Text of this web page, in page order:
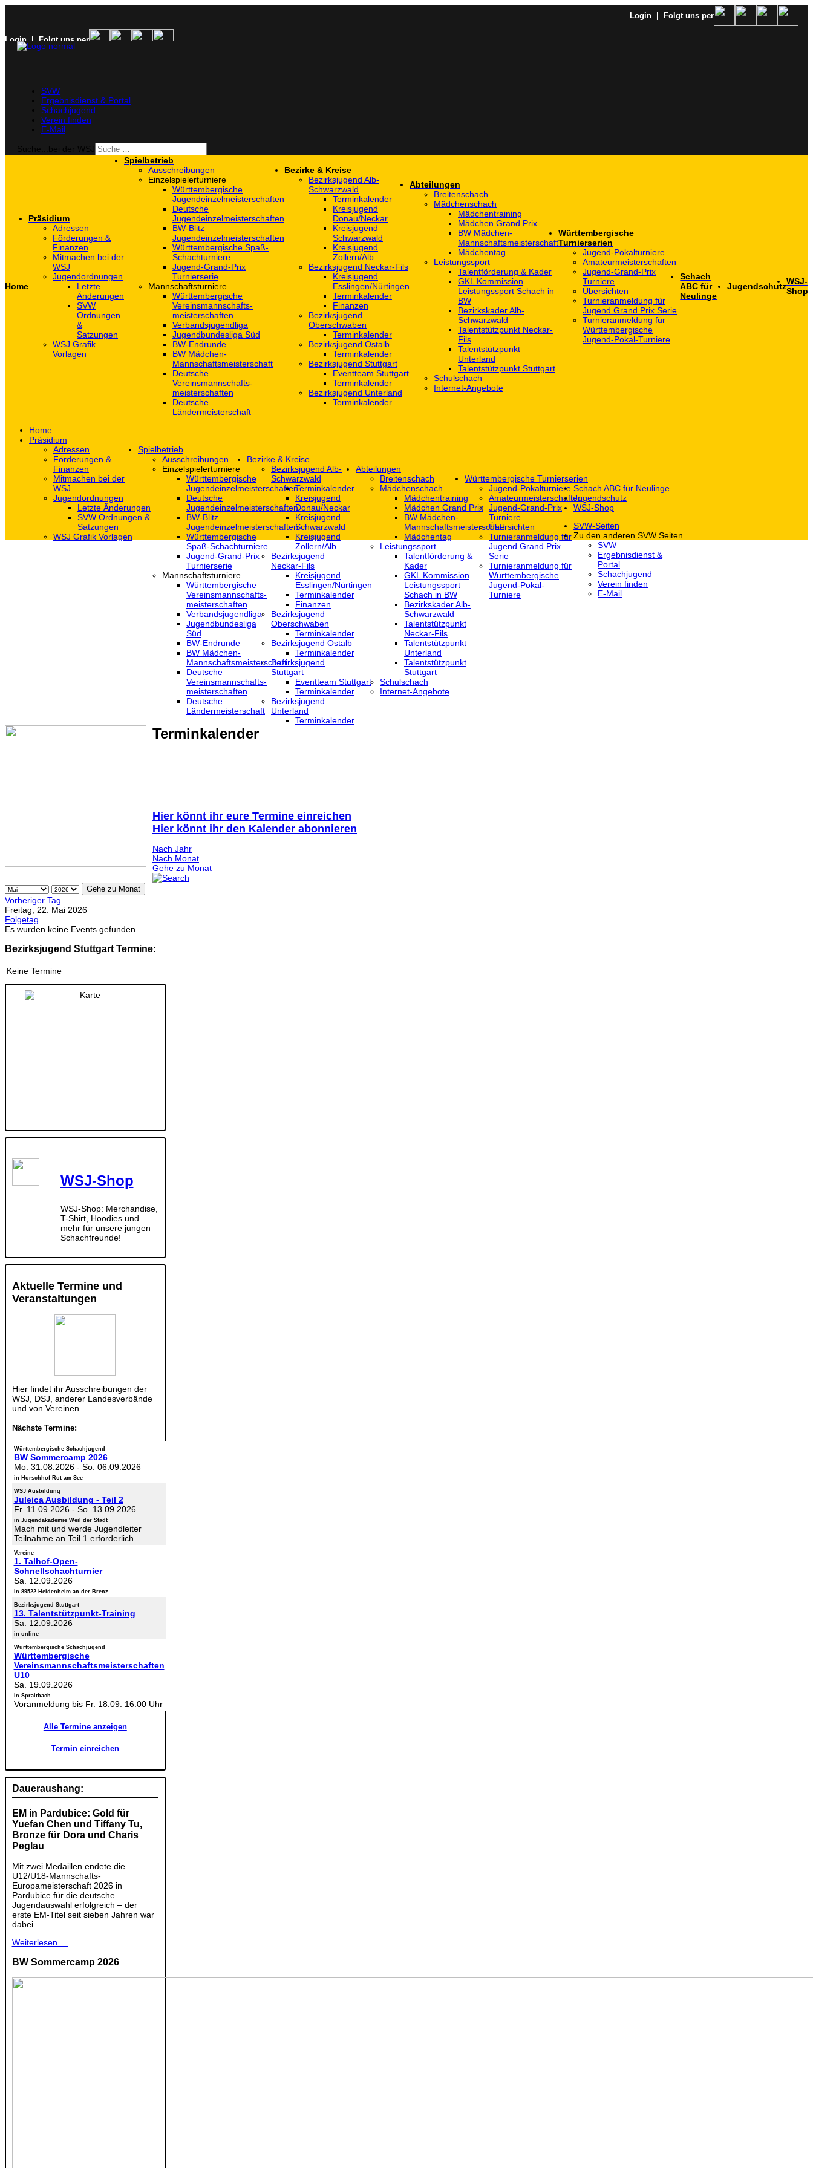
Login | Folgt uns per
Login | Folgt uns per
SVW
Ergebnisdienst & Portal
Schachjugend
Verein finden
E-Mail
Home
Präsidium
Adressen
Förderungen &
Finanzen
Mitmachen bei der
WSJ
Jugendordnungen
Letzte
Änderungen
SVW
Ordnungen
&
Satzungen
WSJ Grafik
Vorlagen
Spielbetrieb
Ausschreibungen
Einzelspielerturniere
Württembergische
Jugendeinzelmeisterschaften
Deutsche
Jugendeinzelmeisterschaften
BW-Blitz
Jugendeinzelmeisterschaften
Württembergische Spaß-
Schachturniere
Jugend-Grand-Prix
Turnierserie
Mannschaftsturniere
Württembergische
Vereinsmannschafts-
meisterschaften
Verbandsjugendliga
Jugendbundesliga Süd
BW-Endrunde
BW Mädchen-
Mannschaftsmeisterschaft
Deutsche
Vereinsmannschafts-
meisterschaften
Deutsche
Ländermeisterschaft
Bezirke & Kreise
Bezirksjugend Alb-
Schwarzwald
Terminkalender
Kreisjugend
Donau/Neckar
Kreisjugend
Schwarzwald
Kreisjugend
Zollern/Alb
Bezirksjugend Neckar-Fils
Kreisjugend
‎Esslingen/Nürtingen
Terminkalender
Finanzen
Bezirksjugend
Oberschwaben
Terminkalender
Bezirksjugend Ostalb
Terminkalender
Bezirksjugend Stuttgart
‎Eventteam Stuttgart
Terminkalender
Bezirksjugend Unterland
Terminkalender
Abteilungen
Breitenschach
Mädchenschach
Mädchentraining
Mädchen Grand Prix
BW Mädchen-
Mannschaftsmeisterschaft
Mädchentag
Leistungssport
Talentförderung & Kader
GKL Kommission
Leistungssport Schach in
BW
Bezirkskader Alb-
Schwarzwald
Talentstützpunkt Neckar-
Fils
Talentstützpunkt
Unterland
Talentstützpunkt Stuttgart
Schulschach
Internet-Angebote
Württembergische
Turnierserien
Jugend-Pokalturniere
Amateurmeisterschaften
Jugend-Grand-Prix
Turniere
Übersichten
Turnieranmeldung für
Jugend Grand Prix Serie
Turnieranmeldung für
Württembergische
Jugend-Pokal-Turniere
Schach
ABC für
Neulinge
JugendschutzWSJ-
Shop
Home
Präsidium
Adressen
Förderungen &
Finanzen
Mitmachen bei der
WSJ
Jugendordnungen
Letzte Änderungen
SVW Ordnungen &
Satzungen
WSJ Grafik Vorlagen
Spielbetrieb
Ausschreibungen
Einzelspielerturniere
Württembergische
Jugendeinzelmeisterschaften
Deutsche
Jugendeinzelmeisterschaften
BW-Blitz
Jugendeinzelmeisterschaften
Württembergische
Spaß-Schachturniere
Jugend-Grand-Prix
Turnierserie
Mannschaftsturniere
Württembergische
Vereinsmannschafts-
meisterschaften
Verbandsjugendliga
Jugendbundesliga
Süd
BW-Endrunde
BW Mädchen-
Mannschaftsmeisterschaft
Deutsche
Vereinsmannschafts-
meisterschaften
Deutsche
Ländermeisterschaft
Bezirke & Kreise
Bezirksjugend Alb-
Schwarzwald
Terminkalender
Kreisjugend
Donau/Neckar
Kreisjugend
Schwarzwald
Kreisjugend
Zollern/Alb
Bezirksjugend
Neckar-Fils
Kreisjugend
‎Esslingen/Nürtingen
Terminkalender
Finanzen
Bezirksjugend
Oberschwaben
Terminkalender
Bezirksjugend Ostalb
Terminkalender
Bezirksjugend
Stuttgart
‎Eventteam Stuttgart
Terminkalender
Bezirksjugend
Unterland
Terminkalender
Abteilungen
Breitenschach
Mädchenschach
Mädchentraining
Mädchen Grand Prix
BW Mädchen-
Mannschaftsmeisterschaft
Mädchentag
Leistungssport
Talentförderung &
Kader
GKL Kommission
Leistungssport
Schach in BW
Bezirkskader Alb-
Schwarzwald
Talentstützpunkt
Neckar-Fils
Talentstützpunkt
Unterland
Talentstützpunkt
Stuttgart
Schulschach
Internet-Angebote
Württembergische Turnierserien
Jugend-Pokalturniere
Amateurmeisterschaften
Jugend-Grand-Prix
Turniere
Übersichten
Turnieranmeldung für
Jugend Grand Prix
Serie
Turnieranmeldung für
Württembergische
Jugend-Pokal-
Turniere
Schach ABC für Neulinge
Jugendschutz
WSJ-Shop
SVW-Seiten
Zu den anderen SVW Seiten
SVW
Ergebnisdienst &
Portal
Schachjugend
Verein finden
E-Mail
Terminkalender
Hier könnt ihr eure Termine einreichen
Hier könnt ihr den Kalender abonnieren
Nach Jahr
Nach Monat
Gehe zu Monat
Gehe zu Monat
Vorheriger Tag
Freitag, 22. Mai 2026
Folgetag
Es wurden keine Events gefunden
Bezirksjugend Stuttgart Termine:
Keine Termine
WSJ-Shop
WSJ-Shop: Merchandise,
T-Shirt, Hoodies und
mehr für unsere jungen
Schachfreunde!
Aktuelle Termine und
Veranstaltungen
Hier findet ihr Ausschreibungen der
WSJ, DSJ, anderer Landesverbände
und von Vereinen.
Nächste Termine:
Württembergische Schachjugend
BW Sommercamp 2026
Mo. 31.08.2026- So. 06.09.2026
in Horschhof Rot am See
WSJ Ausbildung
Juleica Ausbildung - Teil 2
Fr. 11.09.2026- So. 13.09.2026
in Jugendakademie Weil der Stadt
Mach mit und werde Jugendleiter
Teilnahme an Teil 1 erforderlich
Vereine
1. Talhof-Open-
Schnellschachturnier
Sa. 12.09.2026
in 89522 Heidenheim an der Brenz
Bezirksjugend Stuttgart
13. Talentstützpunkt-Training
Sa. 12.09.2026
in online
Württembergische Schachjugend
Württembergische
Vereinsmannschaftsmeisterschaften
U10
Sa. 19.09.2026
in Spraitbach
Voranmeldung bis Fr. 18.09. 16:00 Uhr
Alle Termine anzeigen
Termin einreichen
Daueraushang:
EM in Pardubice: Gold für
Yuefan Chen und Tiffany Tu,
Bronze für Dora und Charis
Peglau
Mit zwei Medaillen endete die
U12/U18-Mannschafts-
Europameisterschaft 2026 in
Pardubice für die deutsche
Jugendauswahl erfolgreich – der
erste EM-Titel seit sieben Jahren war
dabei.
Weiterlesen …
BW Sommercamp 2026